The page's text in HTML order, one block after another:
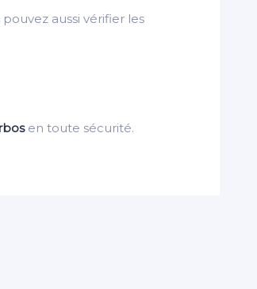
pouvez aussi vérifier les
en toute sécurité.